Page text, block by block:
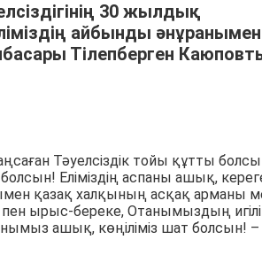
30 жылдық
айбынды әнұранымен
Тілепберген
Тәуелсіздік тойы құтты
Еліміздің аспаны ашық,
қазақ халқының асқақ арманы
ырыс-береке, Отанымыздың
ашық, көңіліміз шат болсын!